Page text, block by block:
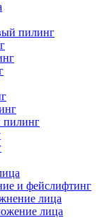
пилинг
пилинг
и фейслифтинг
лица
лица